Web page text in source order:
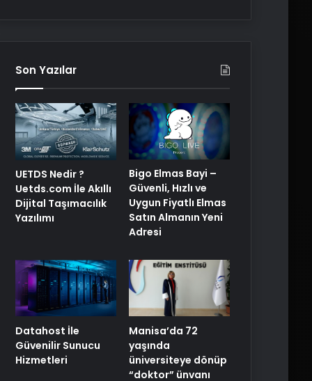
Son Yazılar
UETDS Nedir ?
Uetds.com İle Akıllı
Dijital Taşımacılık
Yazılımı
Bigo Elmas Bayi –
Güvenli, Hızlı ve
Uygun Fiyatlı Elmas
Satın Almanın Yeni
Adresi
Datahost İle
Güvenilir Sunucu
Hizmetleri
Manisa’da 72
yaşında
üniversiteye dönüp
“doktor” ünvanı